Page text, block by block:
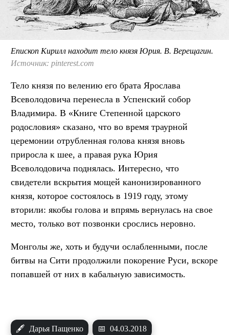
Епископ Кирилл находит тело князя Юрия. В. Верещагин.
Источник: pinterest.com
Тело князя по велению его брата Ярослава
Всеволодовича перенесла в Успенский собор
Владимира. В «Книге Степенной царского
родословия» сказано, что во время траурной
церемонии отрубленная голова князя вновь
приросла к шее, а правая рука Юрия
Всеволодовича поднялась. Интересно, что
свидетели вскрытия мощей канонизированного
князя, которое состоялось в 1919 году, этому
вторили: якобы голова и впрямь вернулась на свое
место, только вот позвонки срослись неровно.
Монголы же, хоть и будучи ослабленными, после
битвы на Сити продолжили покорение Руси, вскоре
попавшей от них в кабальную зависимость.
🖋 Дарья Пащенко 📅 04.03.2018